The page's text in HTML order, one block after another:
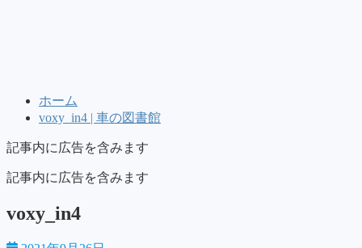
ホーム
voxy_in4 | 車の図書館
記事内に広告を含みます
記事内に広告を含みます
voxy_in4